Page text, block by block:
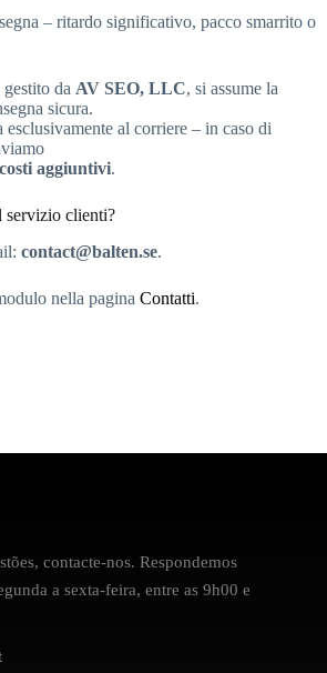
– ritardo significativo, pacco smarrito o
da AV SEO, LLC, si assume la
sicura.
al corriere – in caso di
aggiuntivi.
servizio clienti?
contact@balten.se.
nella pagina Contatti.
contacte-nos. Respondemos
a sexta-feira, entre as 9h00 e